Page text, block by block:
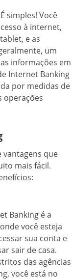
simples! Você
à internet,
e as
um
informações em
Internet Banking
por medidas de
operações
vantagens que
mais fácil.
Banking é a
você esteja
sua conta e
sair de casa.
das agências
você está no